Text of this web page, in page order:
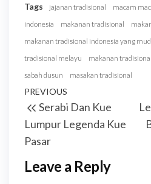
Tags
jajanan tradisional
macam
indonesia
makanan tradisional
makanan tradisional indonesia yang
tradisional melayu
makanan
sabah dusun
masakan tradisional
Post
navigation
Previous
Post
PREVIOUS
Serabi Dan Kue
Lumpur Legenda Kue
Pasar
Leave a Reply